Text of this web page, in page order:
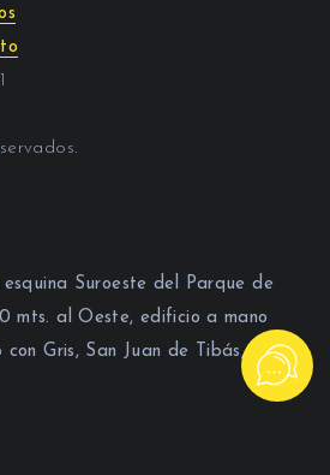
Suroeste del Parque de
mts. al Oeste, edificio a mano
Gris, San Juan de Tibás, San